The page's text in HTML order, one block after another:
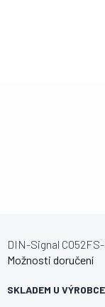
SKLADEM U VÝROBCE
Možnosti doručení
DIN-Signal